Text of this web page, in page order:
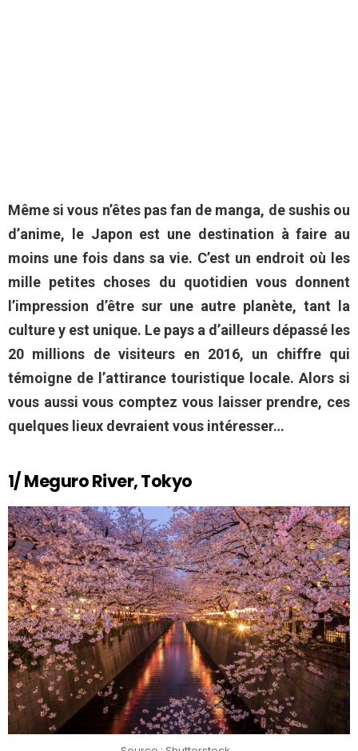
Même si vous n’êtes pas fan de manga, de sushis ou
d’anime, le Japon est une destination à faire au
moins une fois dans sa vie. C’est un endroit où les
mille petites choses du quotidien vous donnent
l’impression d’être sur une autre planète, tant la
culture y est unique. Le pays a d’ailleurs dépassé les
20 millions de visiteurs en 2016, un chiffre qui
témoigne de l’attirance touristique locale. Alors si
vous aussi vous comptez vous laisser prendre, ces
quelques lieux devraient vous intéresser…
1/ Meguro River, Tokyo